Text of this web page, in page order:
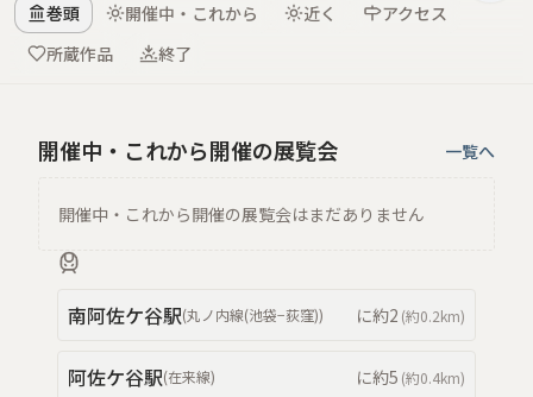
巻頭 開催中・これから 近く
アクセス
所蔵作品
終了
開催中・これから開催の展覧会 一覧へ
開催中・これから開催の展覧会はまだありません
南阿佐ケ谷駅(丸ノ内線(池袋−荻窪)) に約2 (約0.2km)
阿佐ケ谷駅(在来線) に約5 (約0.4km)